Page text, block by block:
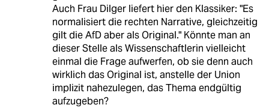
Auch Frau Dilger liefert hier den Klassiker: "Es
normalisiert die rechten Narrative, gleichzeitig
gilt die AfD aber als Original." Könnte man an
dieser Stelle als Wissenschaftlerin vielleicht
einmal die Frage aufwerfen, ob sie denn auch
wirklich das Original ist, anstelle der Union
implizit nahezulegen, das Thema endgültig
aufzugeben?